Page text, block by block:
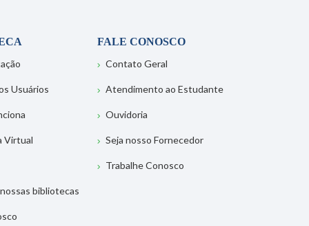
Usuários
Virtual
bibliotecas
FALE CONOSCO
Contato Geral
Atendimento ao Estudante
Ouvidoria
Seja nosso Fornecedor
Trabalhe Conosco